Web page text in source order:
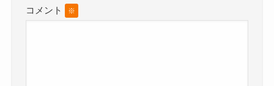
コメント ※